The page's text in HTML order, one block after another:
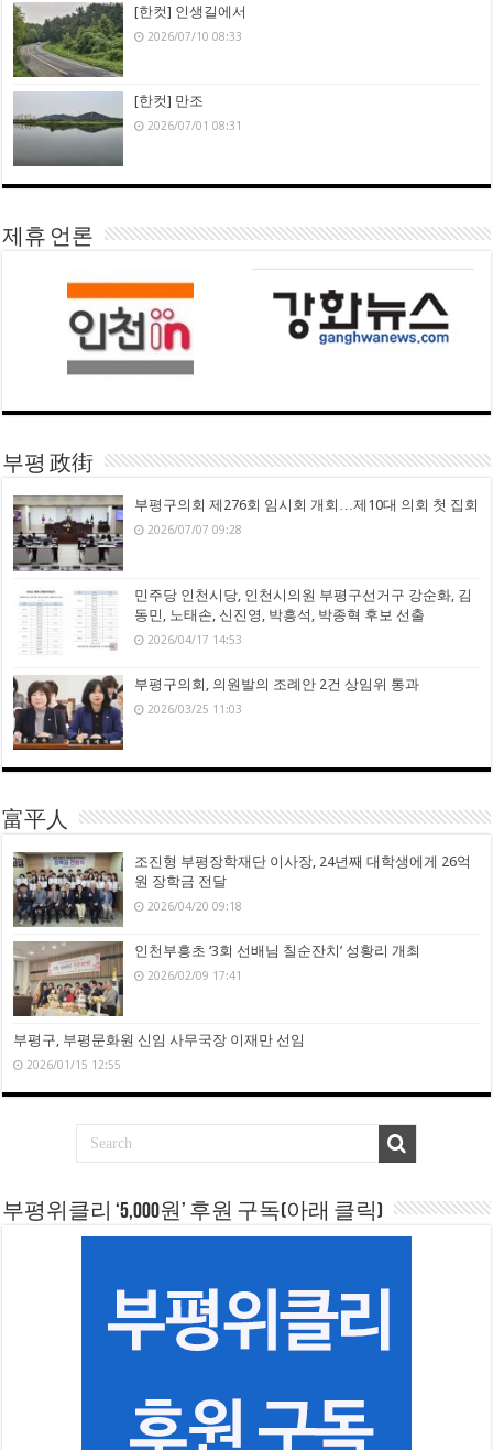
[한컷] 인생길에서
2026/07/10 08:33
[한컷] 만조
2026/07/01 08:31
제휴 언론
부평 政街
부평구의회 제276회 임시회 개회…제10대 의회 첫 집회
2026/07/07 09:28
민주당 인천시당, 인천시의원 부평구선거구 강순화, 김
동민, 노태손, 신진영, 박흥석, 박종혁 후보 선출
2026/04/17 14:53
부평구의회, 의원발의 조례안 2건 상임위 통과
2026/03/25 11:03
富平人
조진형 부평장학재단 이사장, 24년째 대학생에게 26억
원 장학금 전달
2026/04/20 09:18
인천부흥초 ‘3회 선배님 칠순잔치’ 성황리 개최
2026/02/09 17:41
부평구, 부평문화원 신임 사무국장 이재만 선임
2026/01/15 12:55
부평위클리 ‘5,000원’ 후원 구독(아래 클릭)